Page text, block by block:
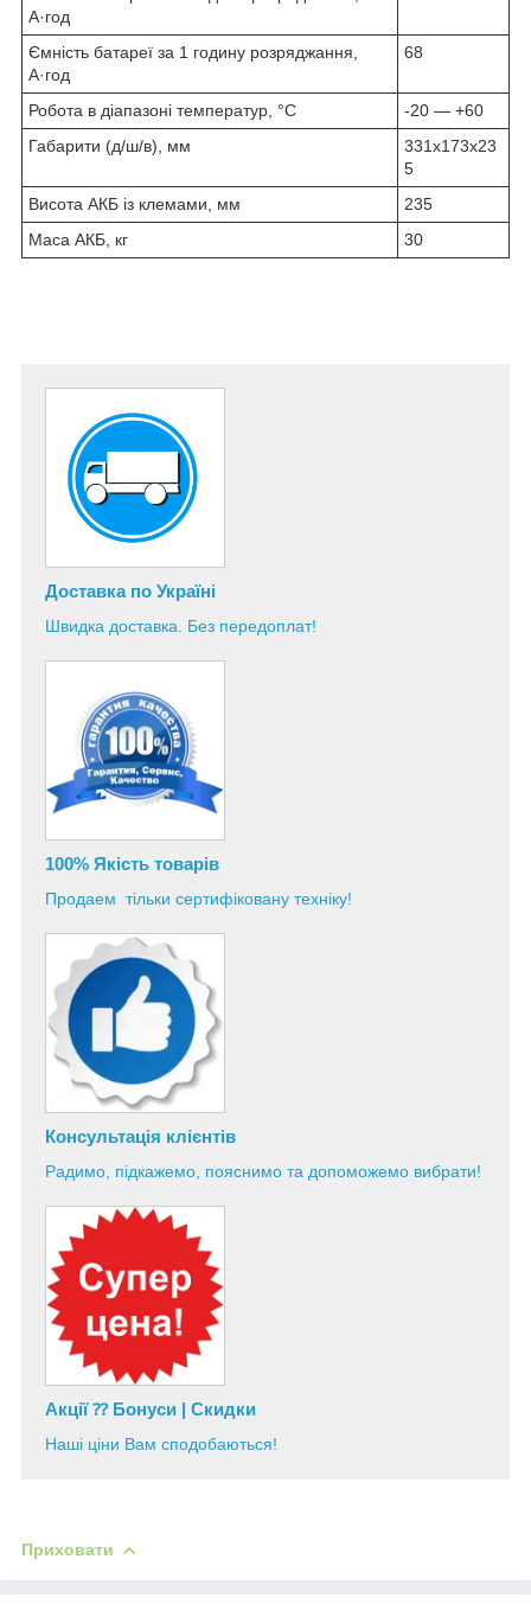
А·год
Ємність батареї за 1 годину розряджання,
А·год
68
Робота в діапазоні температур, °C
-20 ― +60
Габарити (д/ш/в), мм
331х173х23
5
Висота АКБ із клемами, мм
235
Маса АКБ, кг
30
Доставка по Україні
Швидка доставка. Без передоплат!
100% Якість товарів
Продаем тільки сертифіковану техніку!
Консультація клієнтів
Радимо, підкажемо, пояснимо та допоможемо вибрати!
Акції ⁇ Бонуси | Скидки
Наші ціни Вам сподобаються!
Приховати